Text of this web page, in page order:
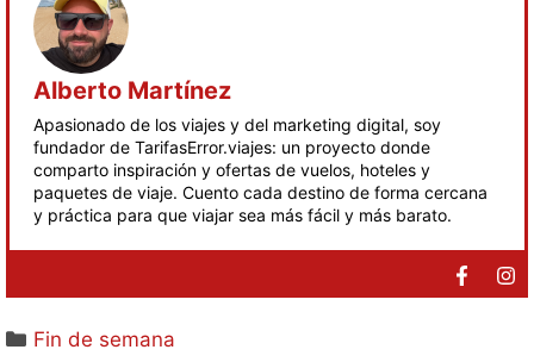
Alberto Martínez
Apasionado de los viajes y del marketing digital, soy
fundador de TarifasError.viajes: un proyecto donde
comparto inspiración y ofertas de vuelos, hoteles y
paquetes de viaje. Cuento cada destino de forma cercana
y práctica para que viajar sea más fácil y más barato.
Fin de semana